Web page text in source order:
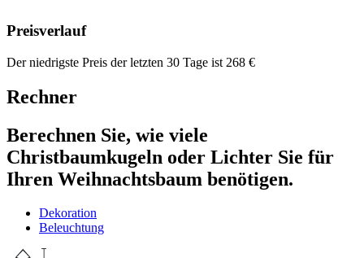
Preisverlauf
Der niedrigste Preis der letzten 30 Tage ist 268 €
Rechner
Berechnen Sie, wie viele
Christbaumkugeln oder Lichter Sie für
Ihren Weihnachtsbaum benötigen.
Dekoration
Beleuchtung